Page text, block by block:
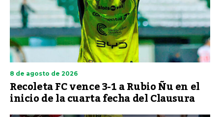
8 de agosto de 2026
Recoleta FC vence 3-1 a Rubio Ñu en el
inicio de la cuarta fecha del Clausura